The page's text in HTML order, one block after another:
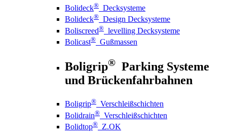
Bolideck® Decksysteme
Bolideck® Design Decksysteme
Boliscreed® levelling Decksysteme
Bolicast® Gußmassen
Boligrip® Parking Systeme
und Brückenfahrbahnen
Boligrip® Verschleißschichten
Bolidrain® Verschleißschichten
Bolidtop® Z.OK